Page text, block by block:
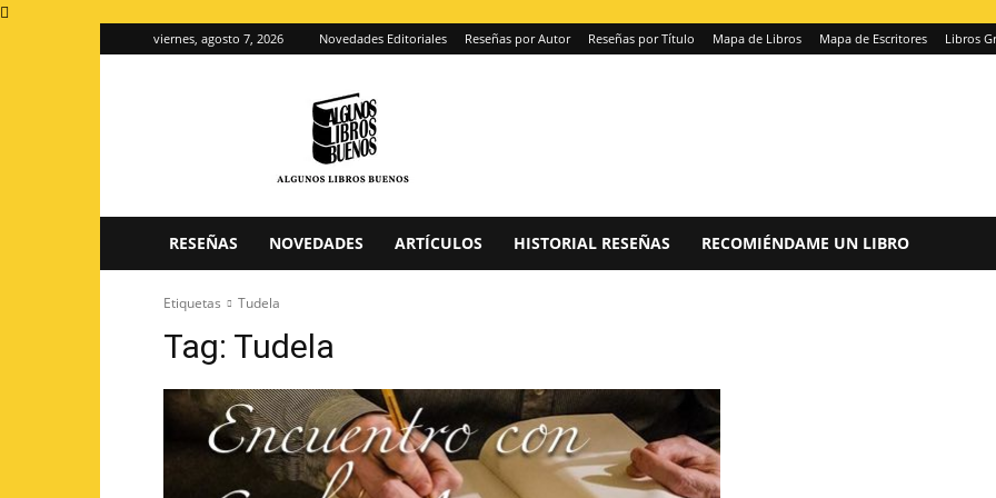
viernes, agosto 7, 2026 Novedades Editoriales Reseñas por Autor Reseñas por Título Mapa de Libros Mapa de Escritores Libros
de
reseñas
RESEÑAS NOVEDADES ARTÍCULOS HISTORIAL RESEÑAS RECOMIÉNDAME UN LIBRO
Etiquetas Tudela
Tag: Tudela